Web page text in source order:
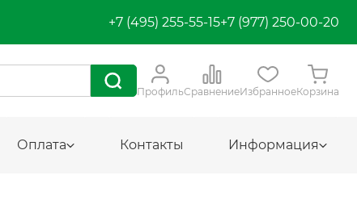
+7 (495) 255-55-15+7 (977) 250-00-20
ПрофильСравнениеИзбранноеКорзина
Оплата Контакты Информация